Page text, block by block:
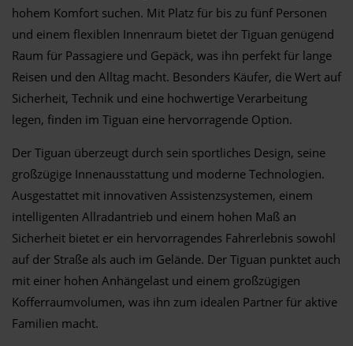
hohem Komfort suchen. Mit Platz für bis zu fünf Personen
und einem flexiblen Innenraum bietet der Tiguan genügend
Raum für Passagiere und Gepäck, was ihn perfekt für lange
Reisen und den Alltag macht. Besonders Käufer, die Wert auf
Sicherheit, Technik und eine hochwertige Verarbeitung
legen, finden im Tiguan eine hervorragende Option.
Der Tiguan überzeugt durch sein sportliches Design, seine
großzügige Innenausstattung und moderne Technologien.
Ausgestattet mit innovativen Assistenzsystemen, einem
intelligenten Allradantrieb und einem hohen Maß an
Sicherheit bietet er ein hervorragendes Fahrerlebnis sowohl
auf der Straße als auch im Gelände. Der Tiguan punktet auch
mit einer hohen Anhängelast und einem großzügigen
Kofferraumvolumen, was ihn zum idealen Partner für aktive
Familien macht.